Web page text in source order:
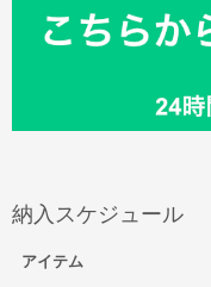
納入スケジュール
アイテム